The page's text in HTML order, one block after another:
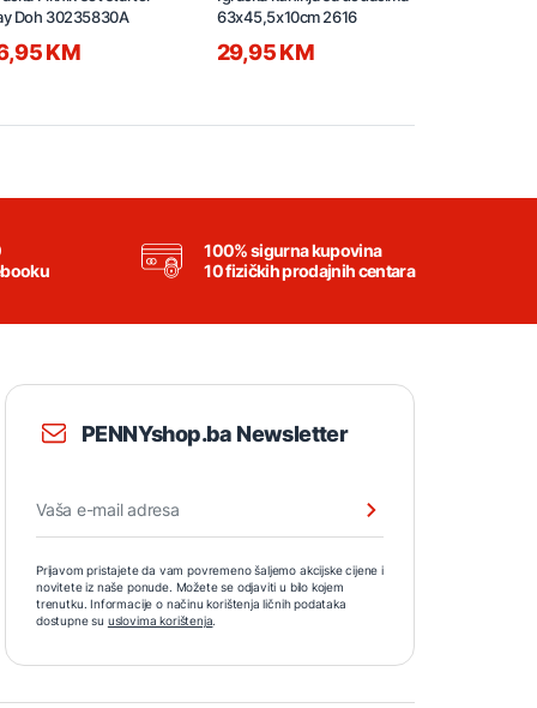
Doh 30235830A
KM
63x45,5x10cm 2616
29,95 KM
100% sigurna kupovina
10 fizičkih prodajnih centara
PENNYshop.ba Newsletter
Prijavom pristajete da vam povremeno šaljemo akcijske cijene i
novitete iz naše ponude. Možete se odjaviti u bilo kojem
trenutku. Informacije o načinu korištenja ličnih podataka
dostupne su uslovima korištenja.